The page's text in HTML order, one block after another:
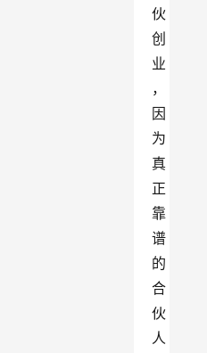
伙
创
业
，
因
为
真
正
靠
谱
的
合
伙
人